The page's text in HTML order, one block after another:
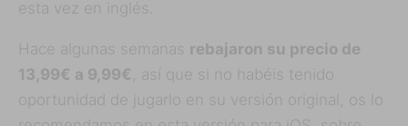
esta vez en inglés.
Hace algunas semanas rebajaron su precio de
13,99€ a 9,99€ , así que si no habéis tenido
oportunidad de jugarlo en su versión original, os lo